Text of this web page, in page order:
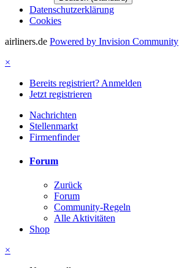
Datenschutzerklärung
Cookies
airliners.de Powered by Invision Community
×
Bereits registriert? Anmelden
Jetzt registrieren
Nachrichten
Stellenmarkt
Firmenfinder
Forum
Zurück
Forum
Community-Regeln
Alle Aktivitäten
Shop
×